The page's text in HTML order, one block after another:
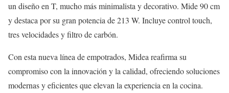
un diseño en T, mucho más minimalista y decorativo. Mide 90 cm
y destaca por su gran potencia de 213 W. Incluye control touch,
tres velocidades y filtro de carbón.
Con esta nueva línea de empotrados, Midea reafirma su
compromiso con la innovación y la calidad, ofreciendo soluciones
modernas y eficientes que elevan la experiencia en la cocina.